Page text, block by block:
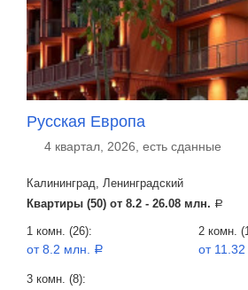
Русская Европа
4 квартал, 2026, есть сданные
Калининград, Ленинградский
Квартиры (50) от 8.2 - 26.08 млн. a
1 комн. (26):
от 8.2 млн. a
2 комн.
от 11.32
3 комн. (8):